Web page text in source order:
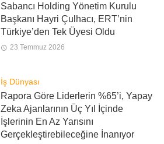
Sabancı Holding Yönetim Kurulu
Başkanı Hayri Çulhacı, ERT’nin
Türkiye’den Tek Üyesi Oldu
23 Temmuz 2026
İş Dünyası
Rapora Göre Liderlerin %65’i, Yapay
Zeka Ajanlarının Üç Yıl İçinde
İşlerinin En Az Yarısını
Gerçekleştirebileceğine İnanıyor